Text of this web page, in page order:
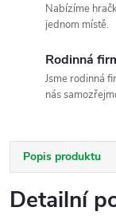
Nabízíme
jednom místě.
Rodinná
Jsme rodinná
nás
Popis produktu
Detailní